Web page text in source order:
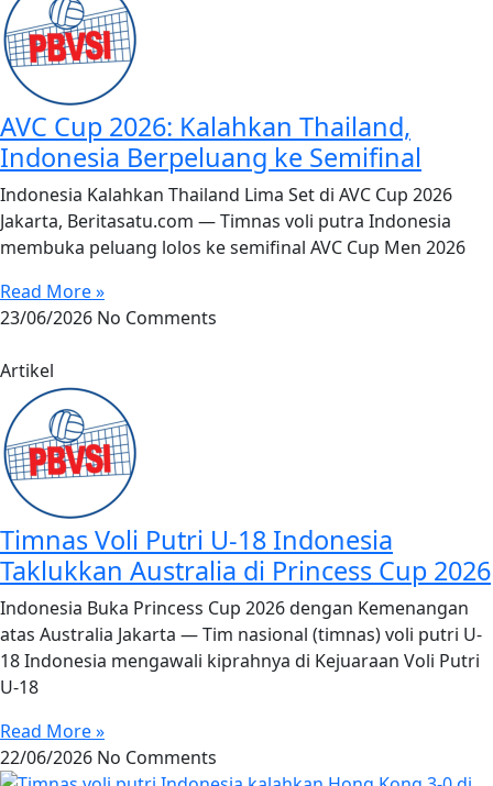
AVC Cup 2026: Kalahkan Thailand,
Indonesia Berpeluang ke Semifinal
Indonesia Kalahkan Thailand Lima Set di AVC Cup 2026
Jakarta, Beritasatu.com — Timnas voli putra Indonesia
membuka peluang lolos ke semifinal AVC Cup Men 2026
Read More »
23/06/2026 No Comments
Artikel
Timnas Voli Putri U-18 Indonesia
Taklukkan Australia di Princess Cup 2026
Indonesia Buka Princess Cup 2026 dengan Kemenangan
atas Australia Jakarta — Tim nasional (timnas) voli putri U-
18 Indonesia mengawali kiprahnya di Kejuaraan Voli Putri
U-18
Read More »
22/06/2026 No Comments